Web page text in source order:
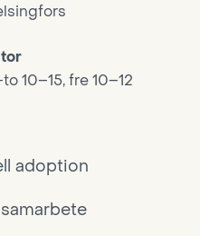
10–15, fre 10–12
adoption